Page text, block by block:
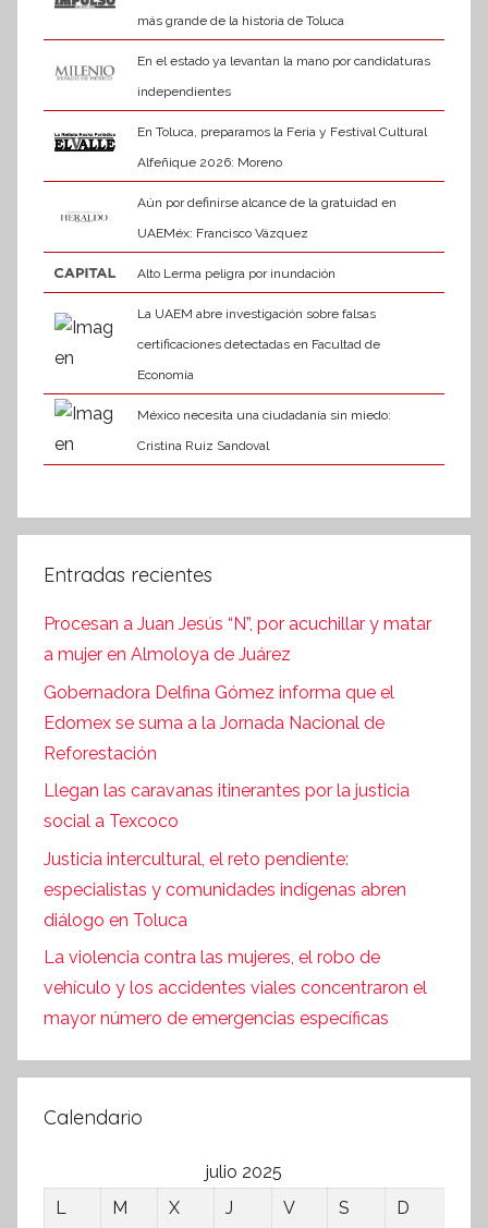
más grande de la historia de Toluca
En el estado ya levantan la mano por candidaturas
independientes
En Toluca, preparamos la Feria y Festival Cultural
Alfeñique 2026: Moreno
Aún por definirse alcance de la gratuidad en
UAEMéx: Francisco Vázquez
Alto Lerma peligra por inundación
La UAEM abre investigación sobre falsas
certificaciones detectadas en Facultad de
Economía
México necesita una ciudadanía sin miedo:
Cristina Ruiz Sandoval
Entradas recientes
Procesan a Juan Jesús “N”, por acuchillar y matar
a mujer en Almoloya de Juárez
Gobernadora Delfina Gómez informa que el
Edomex se suma a la Jornada Nacional de
Reforestación
Llegan las caravanas itinerantes por la justicia
social a Texcoco
Justicia intercultural, el reto pendiente:
especialistas y comunidades indígenas abren
diálogo en Toluca
La violencia contra las mujeres, el robo de
vehículo y los accidentes viales concentraron el
mayor número de emergencias específicas
Calendario
julio 2025
L
M X J V S
D